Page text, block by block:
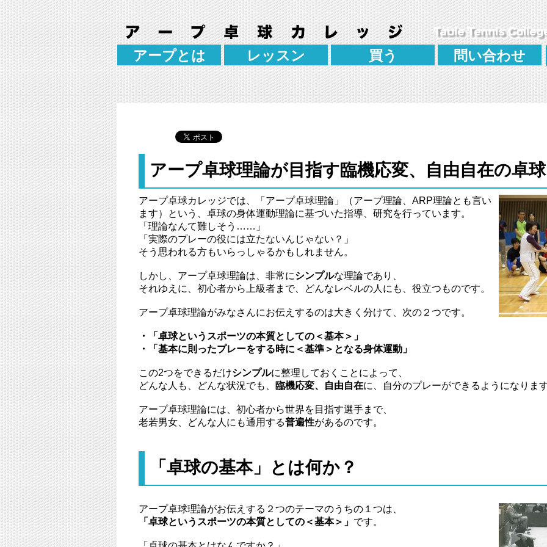
アープとは レッスン 買う 問い合わせ
アープ卓球理論が目指す臨機応変、自由自在の卓球
アープ卓球カレッジでは、「アープ卓球理論」（アープ理論、ARP理論とも言い
ます）という、卓球の身体運動理論に基づいた指導、研究を行っています。
「理論なんて難しそう……」
「実際のプレーの役には立たないんじゃない？」
そう思われる方もいらっしゃるかもしれません。
しかし、アープ卓球理論は、非常にシンプルな理論であり、
それゆえに、初心者から上級者まで、どんなレベルの人にも、役立つものです。
アープ卓球理論がみなさんにお伝えするのは大きく分けて、次の２つです。
・「卓球というスポーツの本質としての＜基本＞」
・「基本に則ったプレーをする時に＜基準＞となる身体運動」
この2つをできるだけシンプルに整理しておくことによって、
どんな人も、どんな状況でも、
臨機応変、自由自在に、自分のプレーができるようになりま
アープ卓球理論には、初心者から世界を目指す選手まで、
老若男女、どんな人にも通用する普遍性があるのです。
「卓球の基本」とは何か？
アープ卓球理論がお伝えする２つのテーマのうちの１つは、
「卓球というスポーツの本質としての＜基本＞」 です。